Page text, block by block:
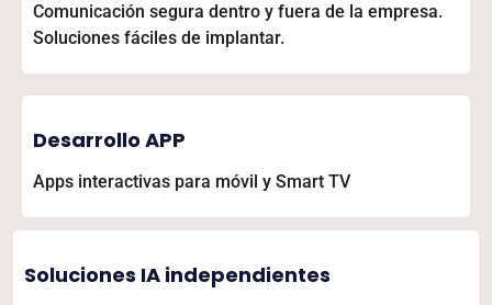
Comunicación segura dentro y fuera de la empresa.
Soluciones fáciles de implantar.
Desarrollo APP
Apps interactivas para móvil y Smart TV
Soluciones IA independientes